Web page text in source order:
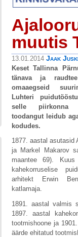
muutis
13.01.2014 Jaak
Keset Tallinna
tänava ja
omaaegseid
Luhteri
selle piirkonna
toodangut leidub
kodudes.
1877. aastal asutasid
ja Markel Makarov
maantee 69).
kahekorruselise
arhitekt Erwin
katlamaja.
1891. aastal valmis
1897. aastal
tootmishoone ja
äärde ehitatud